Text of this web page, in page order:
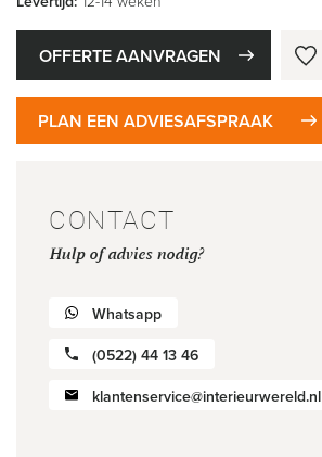
OFFERTE AANVRAGEN
PLAN EEN ADVIESAFSPRAAK
CONTACT
Hulp of advies nodig?
Whatsapp
(0522) 44 13 46
klantenservice@interieurwereld.nl